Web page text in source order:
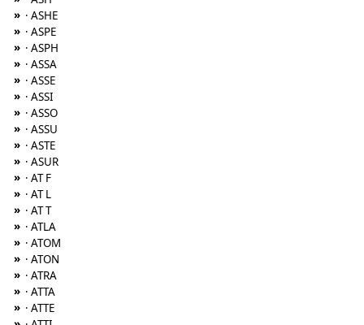
» · ASHE
» · ASPE
» · ASPH
» · ASSA
» · ASSE
» · ASSI
» · ASSO
» · ASSU
» · ASTE
» · ASUR
» · AT F
» · AT L
» · AT T
» · ATLA
» · ATOM
» · ATON
» · ATRA
» · ATTA
» · ATTE